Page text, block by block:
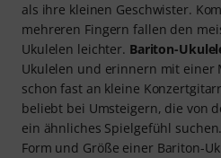
als ihre kleinen Geschwister.
mehreren Fingern fallen den
Ukulelen leichter. Bariton-
Ukulelen und erinnern mit einer
schon fast an kleine
beliebt bei Umsteigern, die von
ein ähnliches Spielgefühl suchen.
Form und Größe einer Bariton-